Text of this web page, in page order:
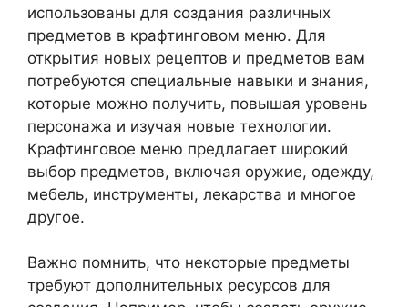
использованы для создания различных
предметов в крафтинговом меню. Для
открытия новых рецептов и предметов вам
потребуются специальные навыки и знания,
которые можно получить, повышая уровень
персонажа и изучая новые технологии.
Крафтинговое меню предлагает широкий
выбор предметов, включая оружие, одежду,
мебель, инструменты, лекарства и многое
другое.
Важно помнить, что некоторые предметы
требуют дополнительных ресурсов для